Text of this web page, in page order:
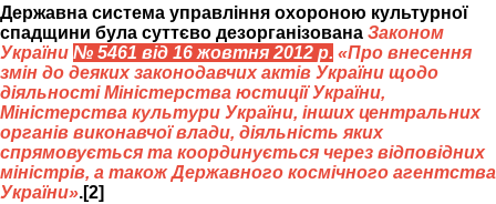
Державна система управління охороною культурної
спадщини була суттєво дезорганізована Законом
України № 5461 від 16 жовтня 2012 р. «Про внесення
змін до деяких законодавчих актів України щодо
діяльності Міністерства юстиції України,
Міністерства культури України, інших центральних
органів виконавчої влади, діяльність яких
спрямовується та координується через відповідних
міністрів, а також Державного космічного агентства
України».[2]